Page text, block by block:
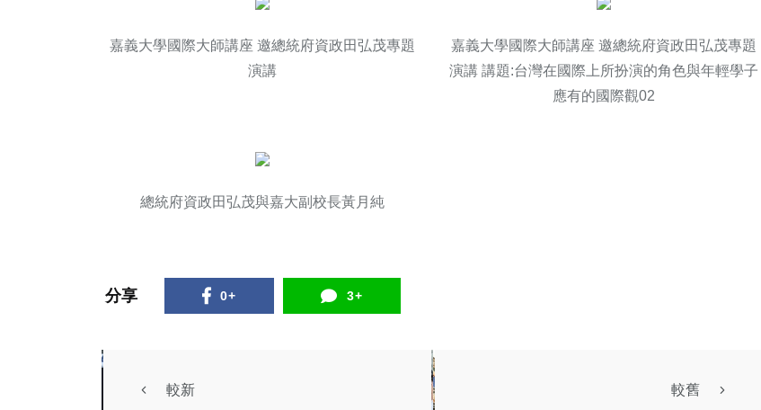
嘉義大學國際大師講座 邀總統府資政田弘茂專題
演講
嘉義大學國際大師講座 邀總統府資政田弘茂專題
演講 講題:台灣在國際上所扮演的角色與年輕學子
應有的國際觀02
總統府資政田弘茂與嘉大副校長黃月純
分享 0+ 3+
較新 較舊
綜合新聞
文教